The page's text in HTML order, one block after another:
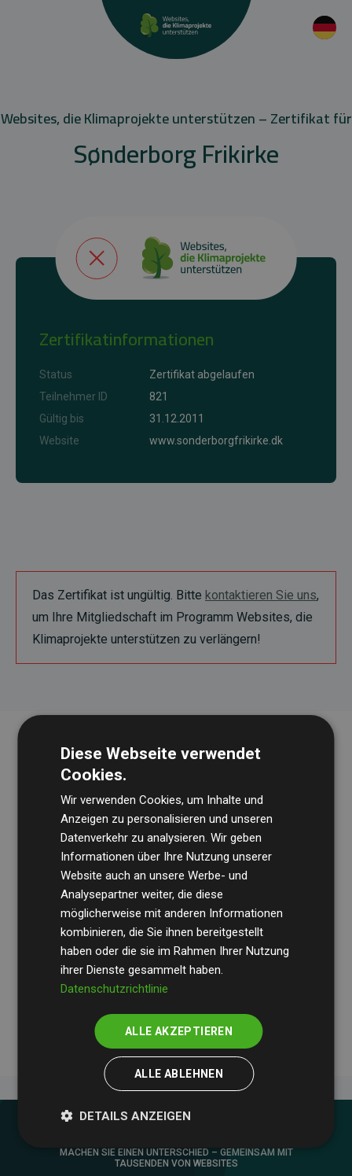
Websites, die Klimaprojekte unterstützen – Zertifikat für
Sønderborg Frikirke
Zertifikatinformationen
Status
Zertifikat abgelaufen
Teilnehmer ID
821
Gültig bis
31.12.2011
Website
www.sonderborgfrikirke.dk
Das Zertifikat ist ungültig. Bitte kontaktieren Sie uns,
um Ihre Mitgliedschaft im Programm Websites, die
Klimaprojekte unterstützen zu verlängern!
Die Wirtschaftsprüfungsgesellschaft BDOüberprüft
regelmäßig unsere Berechnungen und Methodik, um
Transparenz und Verlässlichkeit sicherzustellen.
Ihre Prüfungen belegen, dass unsere Investitionen in
Klimaschutzprojekte im Durchschnitt200 % der
geschätzten CO₂-Emissionender teilnehmenden
Websites kompensieren – ein klarer Nachweis für die
messbare Klimawirkung unseres Ansatzes.
MACHEN SIE EINEN UNTERSCHIED – GEMEINSAM MIT
TAUSENDEN VON WEBSITES
Diese Webseite verwendet
Cookies.
Wir verwenden Cookies, um Inhalte und
Anzeigen zu personalisieren und unseren
Datenverkehr zu analysieren. Wir geben
Informationen über Ihre Nutzung unserer
Website auch an unsere Werbe- und
Analysepartner weiter, die diese
möglicherweise mit anderen Informationen
kombinieren, die Sie ihnen bereitgestellt
haben oder die sie im Rahmen Ihrer Nutzung
ihrer Dienste gesammelt haben.
Datenschutzrichtlinie
ALLE AKZEPTIEREN
ALLE ABLEHNEN
DETAILS ANZEIGEN